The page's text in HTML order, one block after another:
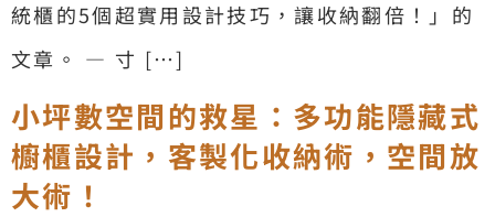
統櫃的5個超實用設計技巧，讓收納翻倍！」的
文章。 — 寸 […]
小坪數空間的救星：多功能隱藏式
櫥櫃設計，客製化收納術，空間放
大術！